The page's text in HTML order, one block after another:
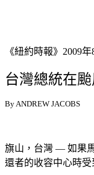
《紐約時報》2009年
台灣總統在
By ANDREW JACOBS
旗山，台灣 — 如果
還者的收容中心時